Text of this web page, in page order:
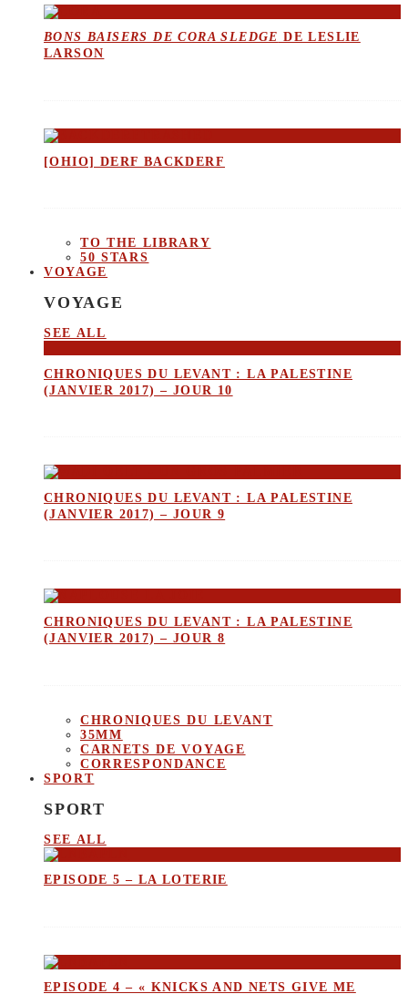
BONS BAISERS DE CORA SLEDGE DE LESLIE
LARSON
[OHIO] DERF BACKDERF
TO THE LIBRARY
50 STARS
VOYAGE
VOYAGE
SEE ALL
CHRONIQUES DU LEVANT : LA PALESTINE
(JANVIER 2017) – JOUR 10
CHRONIQUES DU LEVANT : LA PALESTINE
(JANVIER 2017) – JOUR 9
CHRONIQUES DU LEVANT : LA PALESTINE
(JANVIER 2017) – JOUR 8
CHRONIQUES DU LEVANT
35MM
CARNETS DE VOYAGE
CORRESPONDANCE
SPORT
SPORT
SEE ALL
EPISODE 5 – LA LOTERIE
EPISODE 4 – « KNICKS AND NETS GIVE ME